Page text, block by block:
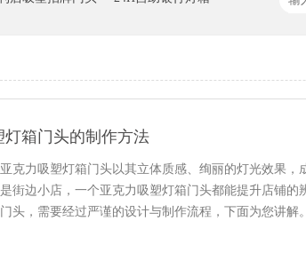
灯箱门头的制作方法
克力吸塑灯箱门头以其立体质感、绚丽的灯光效果，
街边小店，一个亚克力吸塑灯箱门头都能提升店铺的
头，需要经过严谨的设计与制作流程，下面为您讲解